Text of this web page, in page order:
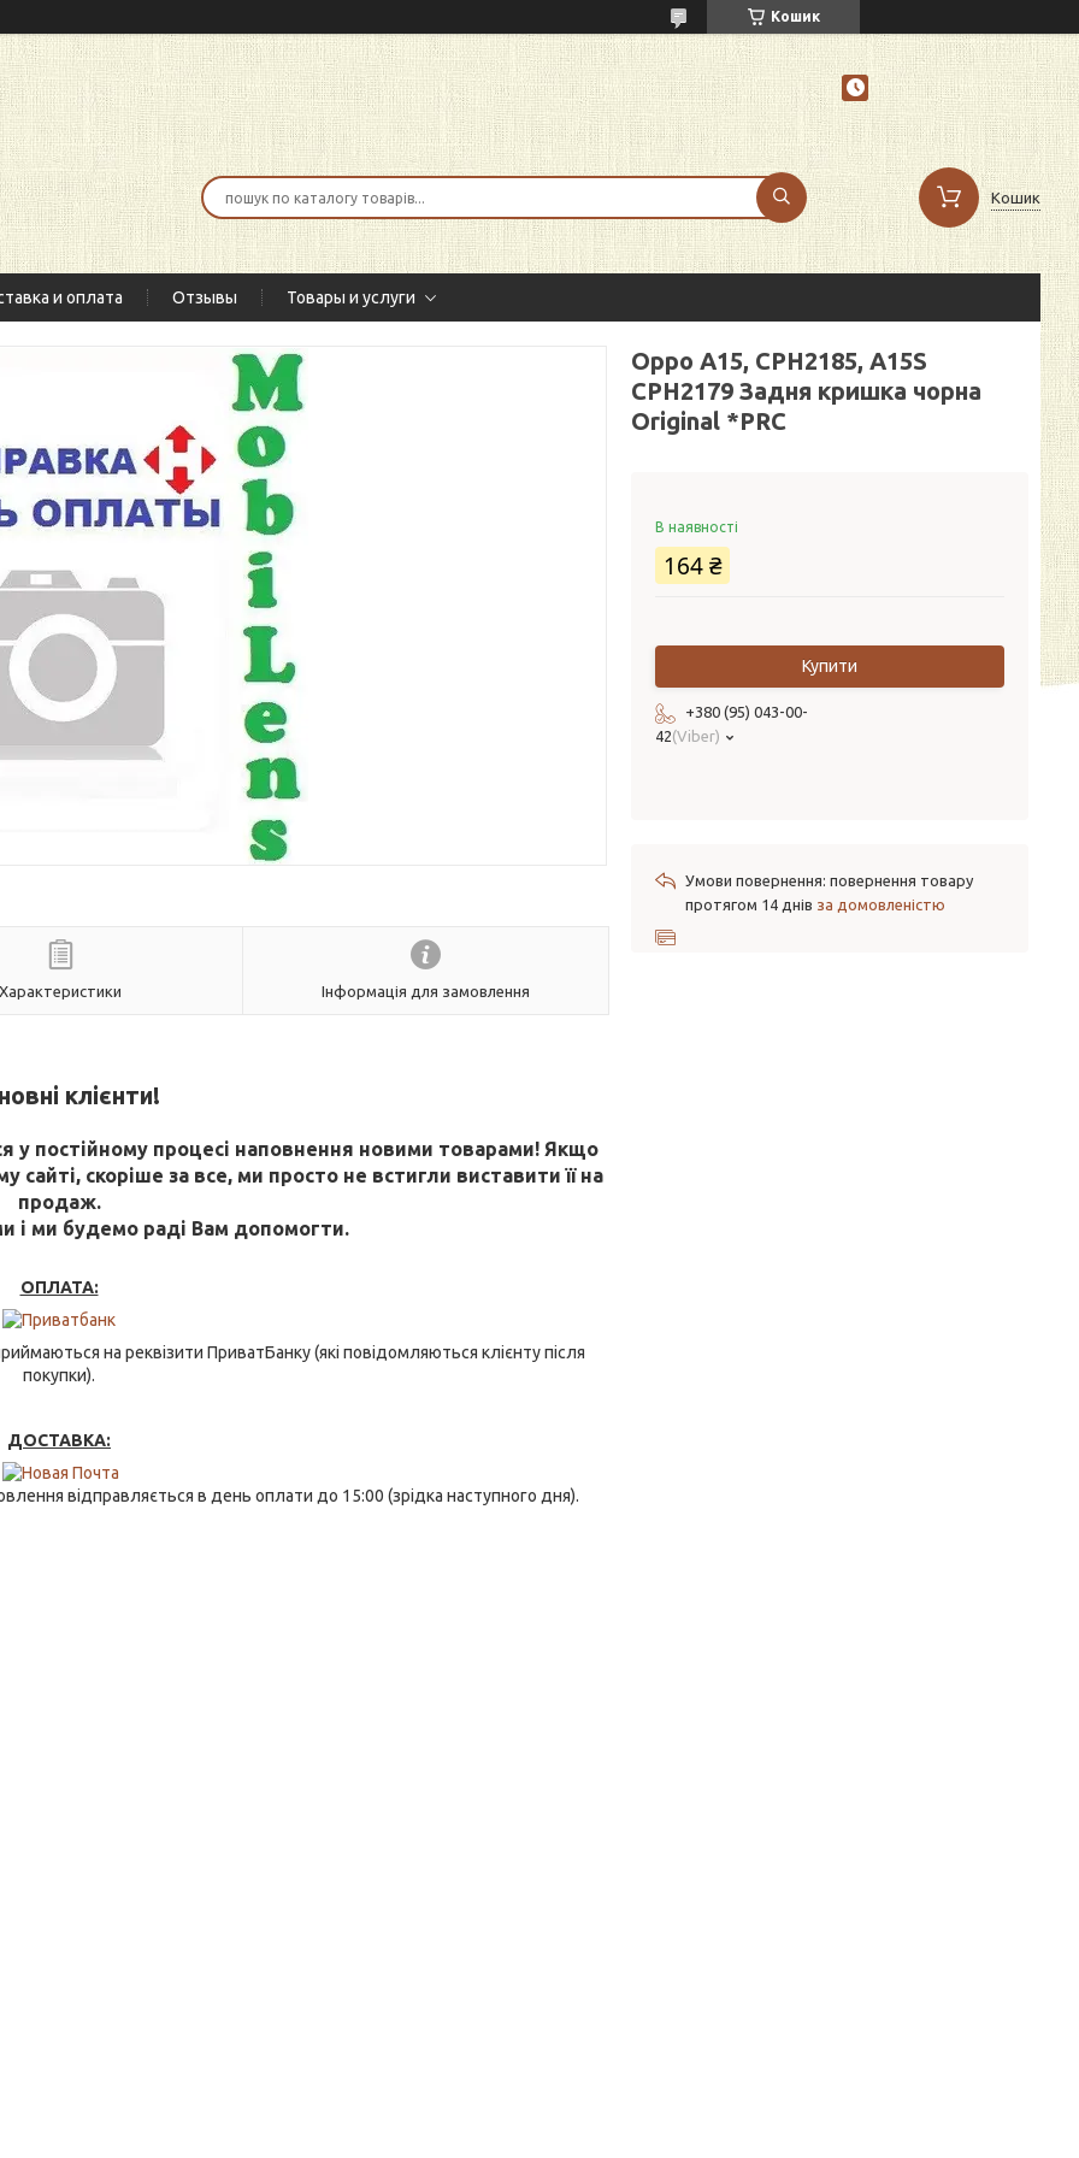
Кошик
Кошик
и оплата Отзывы Товары и услуги
Характеристики Інформація для замовлення
клієнти!
постійному процесі наповнення новими товарами! Якщо
скоріше за все, ми просто не встигли виставити її на
продаж.
і ми будемо раді Вам допомогти.
ОПЛАТА:
на реквізити ПриватБанку (які повідомляються клієнту після
покупки).
ДОСТАВКА:
відправляється в день оплати до 15:00 (зрідка наступного дня).
Oppo A15, CPH2185, A15S
CPH2179 Задня кришка чорна
Original *PRC
В наявності
164 ₴
Купити
+380 (95) 043-00-
42 Viber
повернення товару
протягом 14 днів за домовленістю